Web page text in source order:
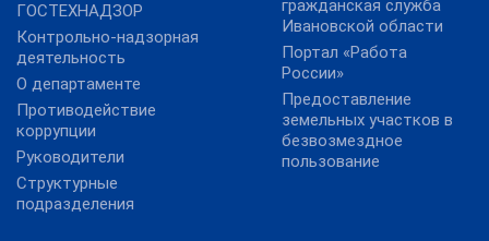
ГОСТЕХНАДЗОР
Контрольно-надзорная
деятельность
О департаменте
Противодействие
коррупции
Руководители
Структурные
подразделения
гражданская служба
Ивановской области
Портал «Работа
России»
Предоставление
земельных участков в
безвозмездное
пользование